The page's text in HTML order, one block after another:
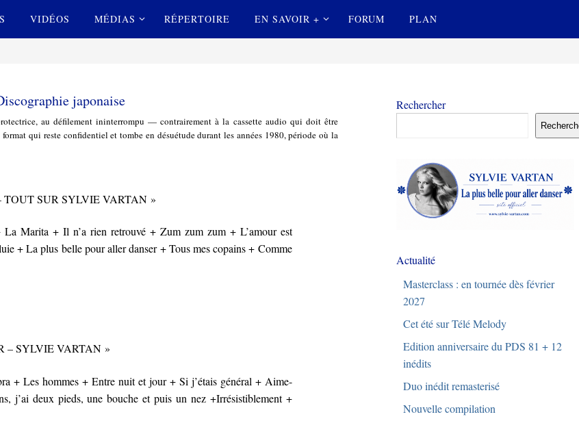
VIDÉOS MÉDIAS RÉPERTOIRE EN SAVOIR + FORUM PLAN
japonaise
au défilement ininterrompu — contrairement à la cassette audio qui doit être
qui reste confidentiel et tombe en désuétude durant les années 1980, période où la
TOUT SUR SYLVIE VARTAN »
Marita + Il n’a rien retrouvé + Zum zum zum + L’amour est
+ La plus belle pour aller danser + Tous mes copains + Comme
– SYLVIE VARTAN »
+ Les hommes + Entre nuit et jour + Si j’étais général + Aime-
j’ai deux pieds, une bouche et puis un nez +Irrésistiblement +
Rechercher
Actualité
Masterclass : en tournée dès février
2027
Cet été sur Télé Melody
Edition anniversaire du PDS 81 + 12
inédits
Duo inédit remasterisé
Nouvelle compilation